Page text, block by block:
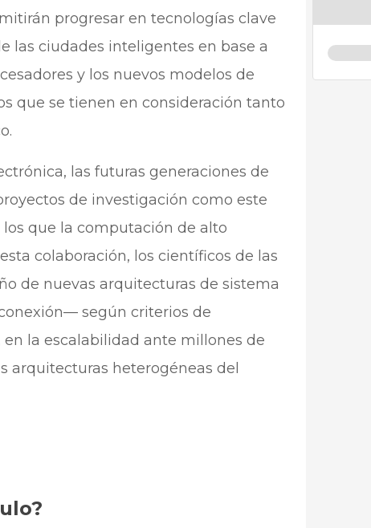
progresar en tecnologías clave
las ciudades inteligentes en base a
y los nuevos modelos de
que se tienen en consideración tanto
las futuras generaciones de
de investigación como este
los que la computación de alto
colaboración, los científicos de las
de nuevas arquitecturas de sistema
según criterios de
la escalabilidad ante millones de
arquitecturas heterogéneas del